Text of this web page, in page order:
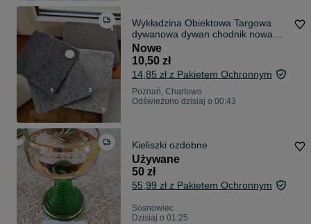
Wykładzina Obiektowa Targowa
dywanowa dywan chodnik nowa
Szara Antra
Nowe
10,50 zł
14,85 zł z Pakietem Ochronnym
Poznań, Chartowo
Odświeżono dzisiaj o 00:43
Kieliszki ozdobne
Używane
50 zł
55,99 zł z Pakietem Ochronnym
Sosnowiec
Dzisiaj o 01:25